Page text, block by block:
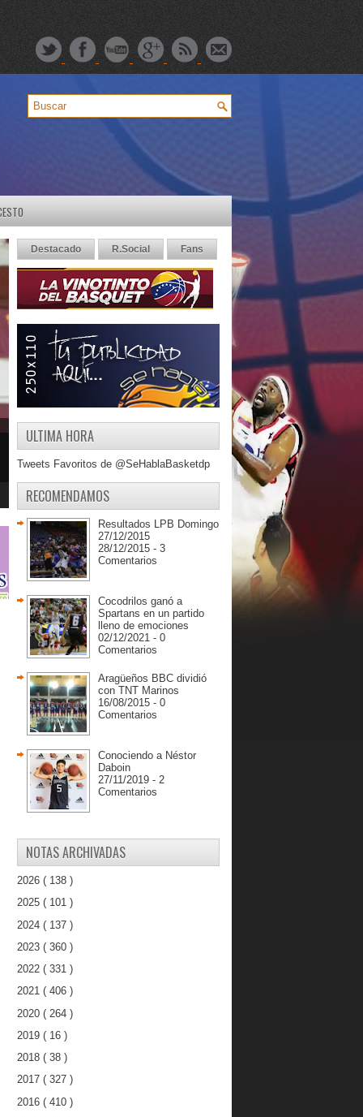
Destacado R.Social Fans
ULTIMA HORA
Tweets Favoritos de @SeHablaBasketdp
RECOMENDAMOS
Resultados LPB Domingo
27/12/2015
28/12/2015 - 3
Comentarios
Cocodrilos ganó a
Spartans en un partido
lleno de emociones
02/12/2021 - 0
Comentarios
Aragüeños BBC dividió
con TNT Marinos
16/08/2015 - 0
Comentarios
Conociendo a Néstor
Daboin
27/11/2019 - 2
Comentarios
NOTAS ARCHIVADAS
2026 ( 138 )
2025 ( 101 )
2024 ( 137 )
2023 ( 360 )
2022 ( 331 )
2021 ( 406 )
2020 ( 264 )
2019 ( 16 )
2018 ( 38 )
2017 ( 327 )
2016 ( 410 )